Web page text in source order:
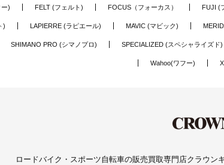
) FELT (フェルト) FOCUS（フォーカス） FUJI (
) LAPIERRE (ラピエール) MAVIC (マビック)
SHIMANO PRO (シマノプロ) SPECIALIZED (スペシャライズド)
Wahoo(ワフー)
ロードバイク・スポーツ自転車の販売買取専門店クラウ